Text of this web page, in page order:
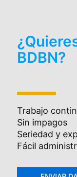
BDBN?
Trabajo
Sin impagos
Seriedad y
Fácil